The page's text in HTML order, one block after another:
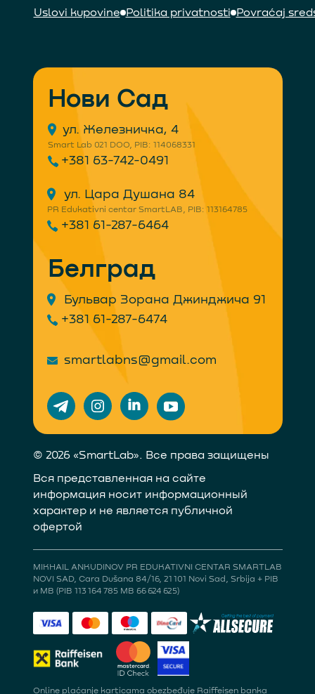
© 2026 «SmartLab». Все права защищены
Вся представленная на сайте
информация носит информационный
характер и не является публичной
офертой
Smart Lab 021 DOO, PIB: 114068331
ул. Железничка, 4
+381 63-742-0491
PR Edukativni centar SmartLAB, PIB: 113164785
ул. Цара Душана 84
+381 61-287-6464
Нови Сад
Белград
smartlabns@gmail.com
Бульвар Зорана Джинджича 91
+381 61-287-6474
Uslovi kupovine Politika privatnosti Povraćaj
MIKHAIL ANKUDINOV PR EDUKATIVNI CENTAR SMARTLAB
NOVI SAD, Cara Dušana 84/16, 21 101 Novi Sad, Srbija + PIB
и MB (PIB 113 164 785 MB 66 624 625)
Online plaćanje karticama obezbeđuje Raiffeisen banka